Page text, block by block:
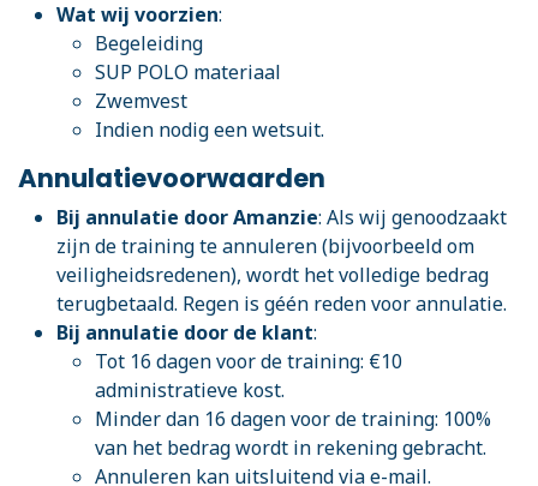
Wat wij voorzien:
Begeleiding
SUP POLO materiaal
Zwemvest
Indien nodig een wetsuit.
Annulatievoorwaarden
Bij annulatie door Amanzie: Als wij genoodzaakt
zijn de training te annuleren (bijvoorbeeld om
veiligheidsredenen), wordt het volledige bedrag
terugbetaald. Regen is géén reden voor annulatie.
Bij annulatie door de klant:
Tot 16 dagen voor de training: €10
administratieve kost.
Minder dan 16 dagen voor de training: 100%
van het bedrag wordt in rekening gebracht.
Annuleren kan uitsluitend via e-mail.